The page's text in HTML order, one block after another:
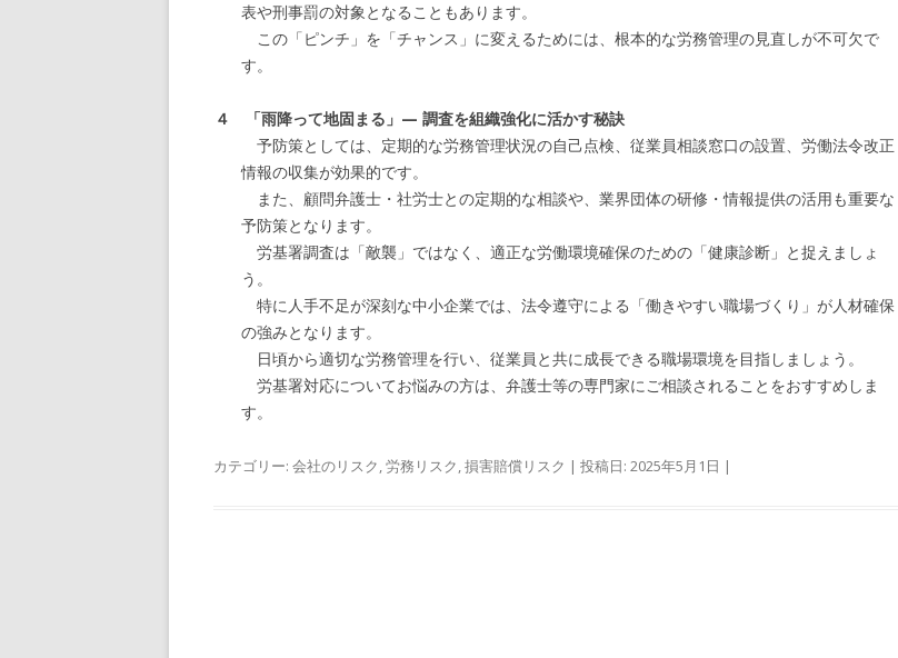
表や刑事罰の対象となることもあります。
この「ピンチ」を「チャンス」に変えるためには、根本的な労務管理の見直しが不可欠で
す。
４ 「雨降って地固まる」— 調査を組織強化に活かす秘訣
予防策としては、定期的な労務管理状況の自己点検、従業員相談窓口の設置、労働法令改正
情報の収集が効果的です。
また、顧問弁護士・社労士との定期的な相談や、業界団体の研修・情報提供の活用も重要な
予防策となります。
労基署調査は「敵襲」ではなく、適正な労働環境確保のための「健康診断」と捉えましょ
う。
特に人手不足が深刻な中小企業では、法令遵守による「働きやすい職場づくり」が人材確保
の強みとなります。
日頃から適切な労務管理を行い、従業員と共に成長できる職場環境を目指しましょう。
労基署対応についてお悩みの方は、弁護士等の専門家にご相談されることをおすすめしま
す。
カテゴリー: 会社のリスク,労務リスク,損害賠償リスク | 投稿日: 2025年5月1日 |